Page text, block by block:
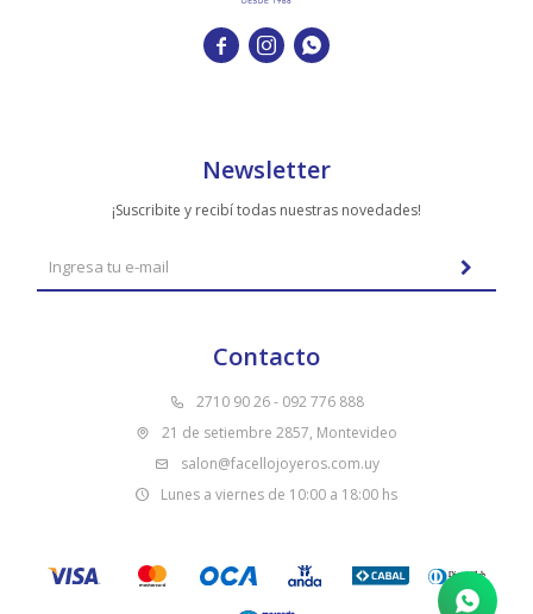
  
Contacto
2710 90 26 - 092 776 888
21 de setiembre 2857, Montevideo
salon@facellojoyeros.com.uy
Lunes a viernes de 10:00 a 18:00 hs
Newsletter
¡Suscribite y recibí todas nuestras novedades!